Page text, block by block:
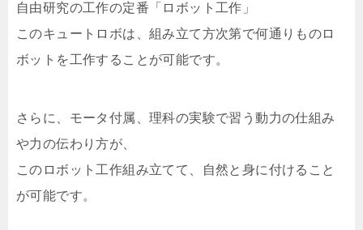
自由研究の工作の定番「ロボット工作」
このキュートロボは、組み立て方次第で何通りものロ
ボットを工作することが可能です。
さらに、モータ付属、理科の実験で習う動力の仕組み
や力の伝わり方が、
このロボット工作組み立てて、自然と身に付けること
が可能です。